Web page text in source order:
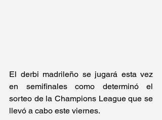
El derbi madrileño se jugará esta vez
en semifinales como determinó el
sorteo de la Champions League que se
llevó a cabo este viernes.